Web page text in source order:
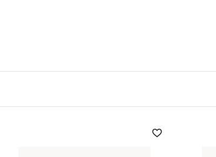
glazes, reminiscent of the typical colours